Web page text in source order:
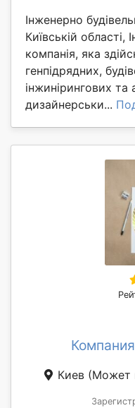
Інженерно
Київській області,
компанія, яка
генпідрядних,
інжинірингових та
дизайнерськи...
Киев (Может